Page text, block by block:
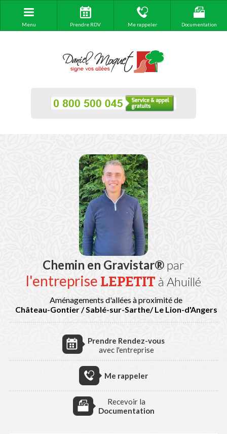
Menu Prendre RDV Me rappeler Documentation
Chemin en Gravistar® par
l'entreprise LEPETIT à Ahuillé
Aménagements d'allées à proximité de
Château-Gontier / Sablé-sur-Sarthe/ Le Lion-d'Angers
Prendre Rendez-vous
avec l'entreprise
Me rappeler
Recevoir la
Documentation